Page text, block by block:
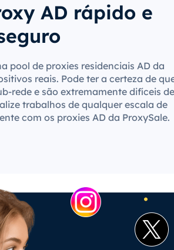
AD rápido e
pool de proxies residenciais AD da
reais. Pode ter a certeza de
rede e são extremamente difíceis de
trabalhos de qualquer escala de
com os proxies AD da ProxySale.